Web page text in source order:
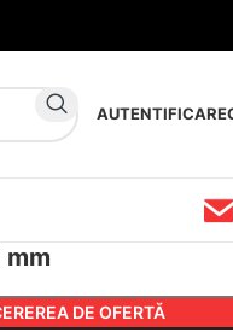
AUTENTIFICARE
DE OFERTĂ